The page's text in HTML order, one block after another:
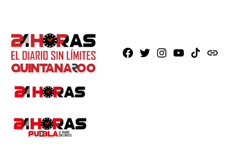
Facebook
X Instagram
YoutubeTikTokissuu